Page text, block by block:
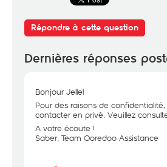
Répondre à cette question
Dernières réponses
Bonjour Jellel
Pour des raisons de
contacter en privé. Veuillez
A votre écoute !
Saber, Team Ooredoo Assistance